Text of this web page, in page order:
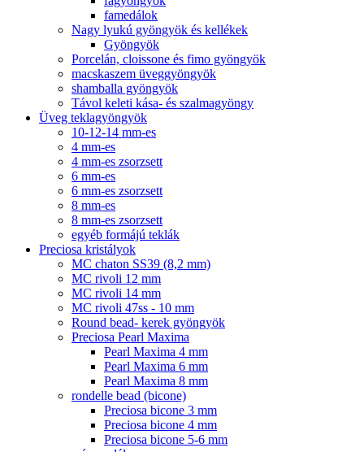
famedálok
Nagy lyukú gyöngyök és kellékek
Gyöngyök
Porcelán, cloissone és fimo gyöngyök
macskaszem üveggyöngyök
shamballa gyöngyök
Távol keleti kása- és szalmagyöngy
Üveg teklagyöngyök
10-12-14 mm-es
4 mm-es
4 mm-es zsorzsett
6 mm-es
6 mm-es zsorzsett
8 mm-es
8 mm-es zsorzsett
egyéb formájú teklák
Preciosa kristályok
MC chaton SS39 (8,2 mm)
MC rivoli 12 mm
MC rivoli 14 mm
MC rivoli 47ss - 10 mm
Round bead- kerek gyöngyök
Preciosa Pearl Maxima
Pearl Maxima 4 mm
Pearl Maxima 6 mm
Pearl Maxima 8 mm
rondelle bead (bicone)
Preciosa bicone 3 mm
Preciosa bicone 4 mm
Preciosa bicone 5-6 mm